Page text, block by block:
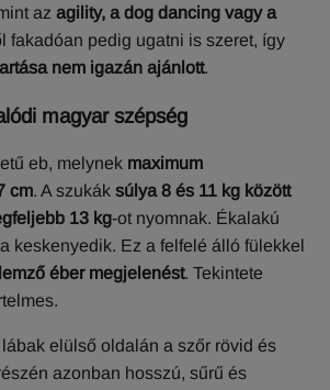
az agility, a dog dancing vagy a
fakadóan pedig ugatni is szeret, így
nem igazán ajánlott.
magyar szépség
eb, melynek maximum
cm. A szukák súlya 8 és 11 kg között
13 kg-ot nyomnak. Ékalakú
keskenyedik. Ez a felfelé álló fülekkel
éber megjelenést. Tekintete
elülső oldalán a szőr rövid és
azonban hosszú, sűrű és